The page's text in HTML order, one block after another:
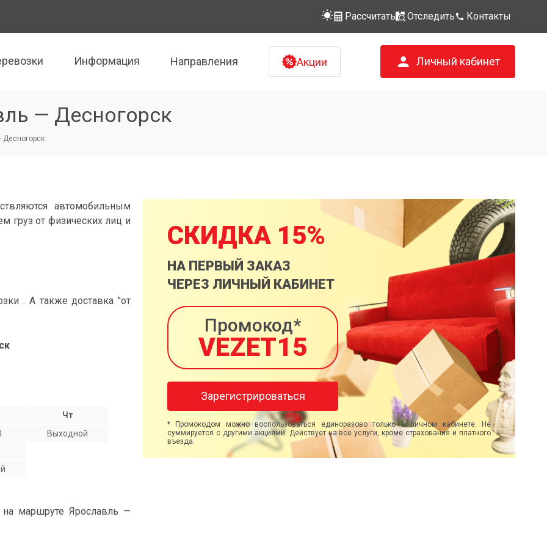
Рассчитать Отследить Контакты
Информация Направления Акции Личный кабинет
— Десногорск
Десногорск
автомобильным
груз от физических лиц и
. А также доставка "от
Чт
Выходной
маршруте Ярославль —
СКИДКА 15%
НА ПЕРВЫЙ ЗАКАЗ
ЧЕРЕЗ ЛИЧНЫЙ КАБИНЕТ
Промокод*
VEZET15
Зарегистрироваться
* Промокодом можно воспользоваться единоразово только в личном кабинете. Не
суммируется с другими акциями. Действует на все услуги, кроме страхования и платного
въезда.